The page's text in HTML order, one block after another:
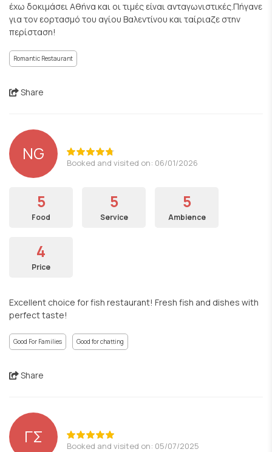
έχω δοκιμάσει Αθήνα και οι τιμές είναι ανταγωνιστικές.Πήγανε
για τον εορτασμό του αγίου Βαλεντίνου και ταίριαζε στην
περίσταση!
Romantic Restaurant
Share
NG Booked and visited on: 06/01/2026
5
Food
5
Service
5
Ambience
4
Price
Excellent choice for fish restaurant! Fresh fish and dishes with
perfect taste!
Good For Families Good for chatting
Share
ΓΣ Booked and visited on: 05/07/2025